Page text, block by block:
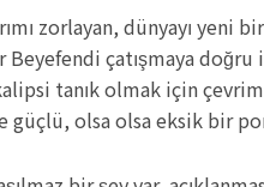
zorlayan, dünyayı yeni
Beyefendi çatışmaya
tanık olmak için
güçlü, olsa olsa eksik bir